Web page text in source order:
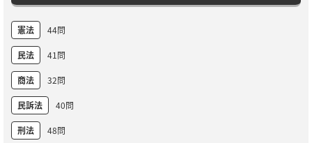
憲法 44問
民法 41問
商法 32問
民訴法 40問
刑法 48問